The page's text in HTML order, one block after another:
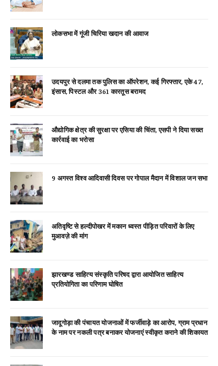
लोकसभा में गूंजी चिरिया खदान की आवाज
उदयपुर से दलमा तक पुलिस का ऑपरेशन, कई गिरफ्तार, एके 47,
इंसास, पिस्टल और 361 कारतूस बरामद
औद्योगिक क्षेत्र की सुरक्षा पर एसिया की चिंता, एसपी ने दिया सख्त
कार्रवाई का भरोसा
9 अगस्त विश्व आदिवासी दिवस पर गोपाल मैदान में विशाल जन सभा
अतिवृष्टि से हल्दीपोखर में मकान ध्वस्त पीड़ित परिवारों के लिए
मुआवज़े की मांग
झारखण्ड साहित्य संस्कृति परिषद द्वारा आयोजित साहित्य
प्रतियोगिता का परिणाम घोषित
जादूगोड़ा की पंचायत योजनाओं में फर्जीवाड़े का आरोप, ग्राम प्रधान
के नाम पर नकली पत्र बनाकर योजनाएं स्वीकृत कराने की शिकायत